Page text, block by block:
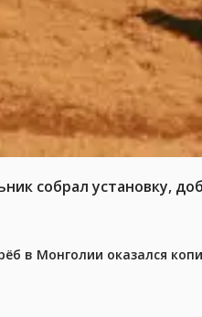
собрал установку,
в Монголии оказался